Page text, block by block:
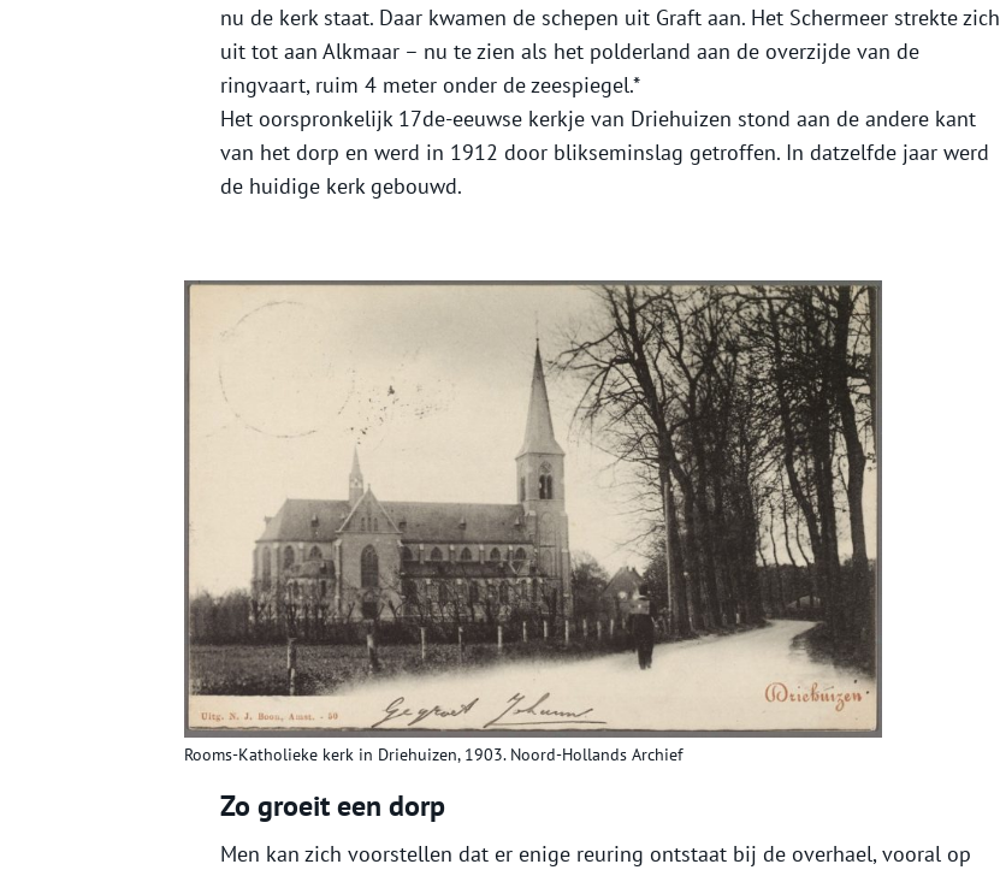
nu de kerk staat. Daar kwamen de schepen uit Graft aan. Het Schermeer strekte zich
uit tot aan Alkmaar – nu te zien als het polderland aan de overzijde van de
ringvaart, ruim 4 meter onder de zeespiegel.*
Het oorspronkelijk 17de-eeuwse kerkje van Driehuizen stond aan de andere kant
van het dorp en werd in 1912 door blikseminslag getroffen. In datzelfde jaar werd
de huidige kerk gebouwd.
Rooms-Katholieke kerk in Driehuizen, 1903. Noord-Hollands Archief
Zo groeit een dorp
Men kan zich voorstellen dat er enige reuring ontstaat bij de overhael, vooral op